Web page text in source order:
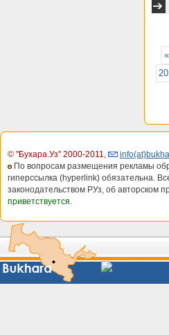
«
20
© "Бухара.Уз" 2000-2011,
По вопросам размещения рекламы
гиперссылка (hyperlink) обязательна.
законодательством РУз, об авторском
приветствуется.